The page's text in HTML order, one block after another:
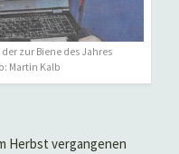
zur Biene des Jahres
Martin Kalb
Herbst vergangenen